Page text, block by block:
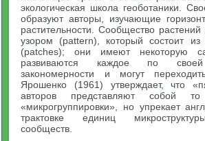
экологическая школа геоботаники.
образуют авторы, изучающие
растительности. Сообщество
узором (pattern), который состоит из
(patches); они имеют некоторую
развиваются каждое по своей
закономерности и могут
Ярошенко (1961) утверждает, что
авторов представляют собой
«микрогруппировки», но упрекает
трактовке единиц
сообществ.